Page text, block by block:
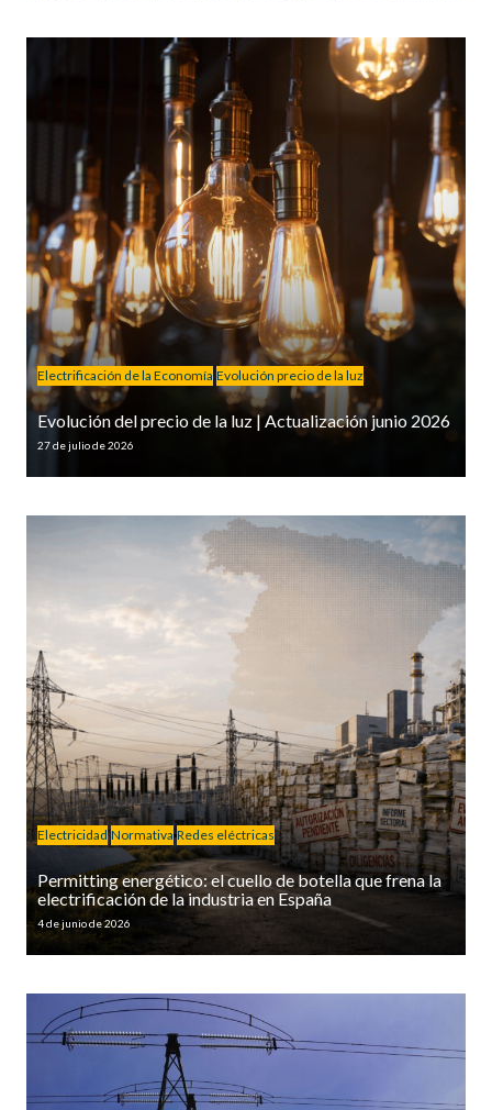
Electrificación de la Economía Evolución precio de la luz
Evolución del precio de la luz | Actualización junio 2026
27 de julio de 2026
Electricidad Normativa Redes eléctricas
Permitting energético: el cuello de botella que frena la
electrificación de la industria en España
4 de junio de 2026